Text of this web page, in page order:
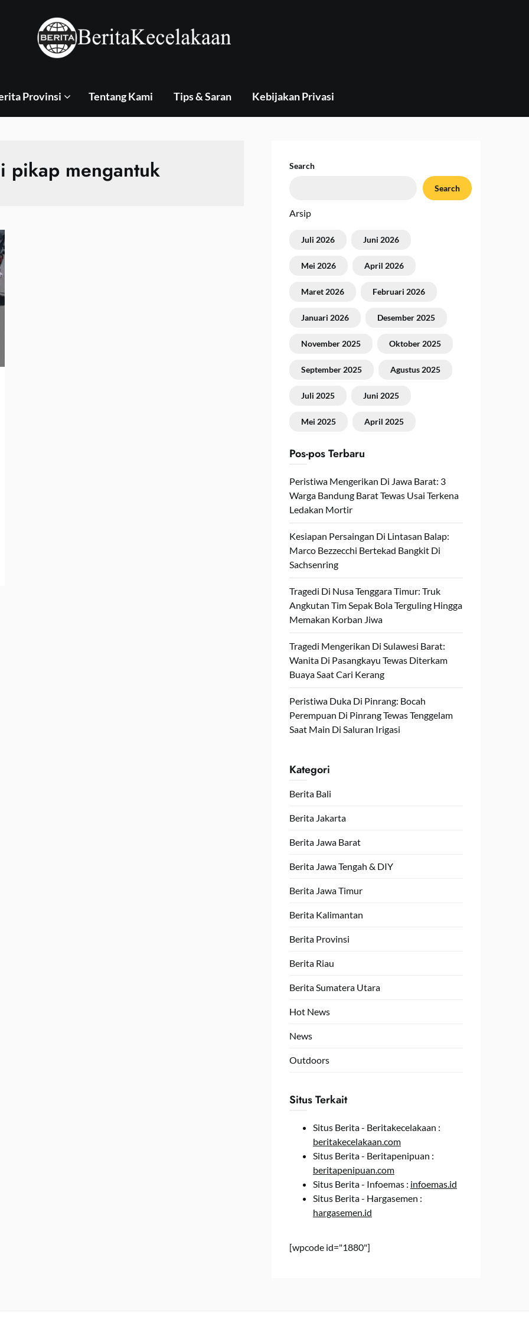
Provinsi Tentang Kami Tips & Saran Kebijakan Privasi
pikap mengantuk Search
Search
Arsip
Juli 2026 Juni 2026
Mei 2026 April 2026
Maret 2026 Februari 2026
Januari 2026 Desember 2025
November 2025 Oktober 2025
September 2025 Agustus 2025
Juli 2025 Juni 2025
Mei 2025 April 2025
Pos-pos Terbaru
Peristiwa Mengerikan Di Jawa Barat: 3
Warga Bandung Barat Tewas Usai Terkena
Ledakan Mortir
Kesiapan Persaingan Di Lintasan Balap:
Marco Bezzecchi Bertekad Bangkit Di
Sachsenring
Tragedi Di Nusa Tenggara Timur: Truk
Angkutan Tim Sepak Bola Terguling Hingga
Memakan Korban Jiwa
Tragedi Mengerikan Di Sulawesi Barat:
Wanita Di Pasangkayu Tewas Diterkam
Buaya Saat Cari Kerang
Peristiwa Duka Di Pinrang: Bocah
Perempuan Di Pinrang Tewas Tenggelam
Saat Main Di Saluran Irigasi
Kategori
Berita Bali
Berita Jakarta
Berita Jawa Barat
Berita Jawa Tengah & DIY
Berita Jawa Timur
Berita Kalimantan
Berita Provinsi
Berita Riau
Berita Sumatera Utara
Hot News
News
Outdoors
Situs Terkait
Situs Berita - Beritakecelakaan :
beritakecelakaan.com
Situs Berita - Beritapenipuan :
beritapenipuan.com
Situs Berita - Infoemas : infoemas.id
Situs Berita - Hargasemen :
hargasemen.id
[wpcode id="1880"]